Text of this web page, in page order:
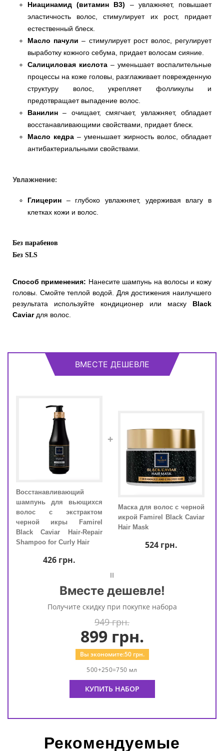
Ниацинамид (витамин В3) – увлажняет, повышает
эластичность волос, стимулирует их рост, придает
естественный блеск.
Масло пачули – стимулирует рост волос, регулирует
выработку кожного себума, придает волосам сияние.
Салициловая кислота – уменьшает воспалительные
процессы на коже головы, разглаживает поврежденную
структуру волос, укрепляет фолликулы и
предотвращает выпадение волос.
Ванилин – очищает, смягчает, увлажняет, обладает
восстанавливающими свойствами, придает блеск.
Масло кедра – уменьшает жирность волос, обладает
антибактериальными свойствами.
Увлажнение:
Глицерин – глубоко увлажняет, удерживая влагу в
клетках кожи и волос.
Без парабенов
Без SLS
Способ применения: Нанесите шампунь на волосы и кожу
головы. Смойте теплой водой. Для достижения наилучшего
результата используйте кондиционер или маску Black
Caviarдля волос.
ВМЕСТЕ ДЕШЕВЛЕ
Восстанавливающий
шампунь для вьющихся
волос с экстрактом
черной икры Famirel
Black Caviar Hair-Repair
Shampoo for Curly Hair
426грн.
+
Маска для волос с черной
икрой Famirel Black Caviar
Hair Mask
524грн.
Вместе дешевле!
Получите скидку при покупке набора
949 грн.
899грн.
Вы экономите:50грн.
500+250=750 мл
КУПИТЬ НАБОР
Рекомендуемые